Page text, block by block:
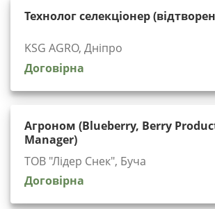
Технолог селекціонер
KSG AGRO, Дніпро
Договірна
Агроном (Blueberry, Berry
Manager)
ТОВ "Лідер Снек", Буча
Договірна